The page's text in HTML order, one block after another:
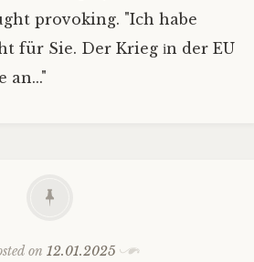
provoking. "Ich habe
für Sie. Der Krieg іn der EU
an..."
on 12.01.2025